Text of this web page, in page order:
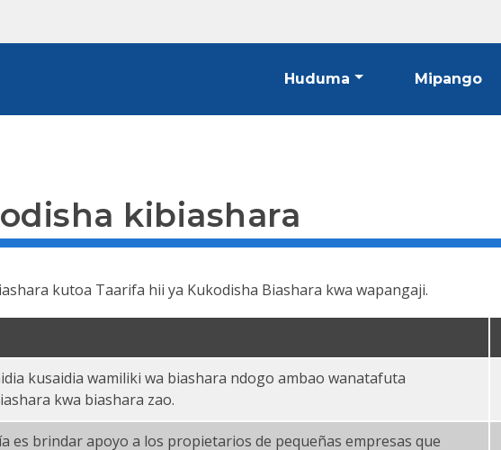
Huduma Mipango
kibiashara
kutoa Taarifa hii ya Kukodisha Biashara kwa wapangaji.
kusaidia wamiliki wa biashara ndogo ambao wanatafuta
kwa biashara zao.
es brindar apoyo a los propietarios de pequeñas empresas que